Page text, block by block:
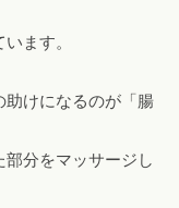
ます。
助けになるのが「腸
分をマッサージし